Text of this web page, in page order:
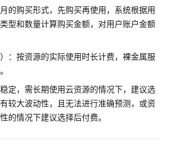
的购买形式，先购买再使用，系统根据用
型和数量计算购买金额，对用户账户金额
：按资源的实际使用时长计费，裸金属服
定，需长期使用云资源的情况下，建议选
较大波动性，且无法进行准确预测，或资
的情况下建议选择后付费。